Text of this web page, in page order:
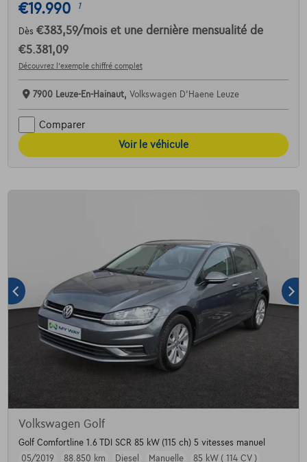
€19.990 1
Dès €383,59/mois et une dernière mensualité de
€5.381,09
Découvrez l’exemple chiffré complet
7900 Leuze-En-Hainaut, Volkswagen D'Haene Leuze
Comparer
Voir le véhicule
Volkswagen Golf
Golf Comfortline 1.6 TDI SCR 85 kW (115 ch) 5 vitesses manuel
05/2019
88.850 km Diesel Manuelle 85 kW ( 114 CV )